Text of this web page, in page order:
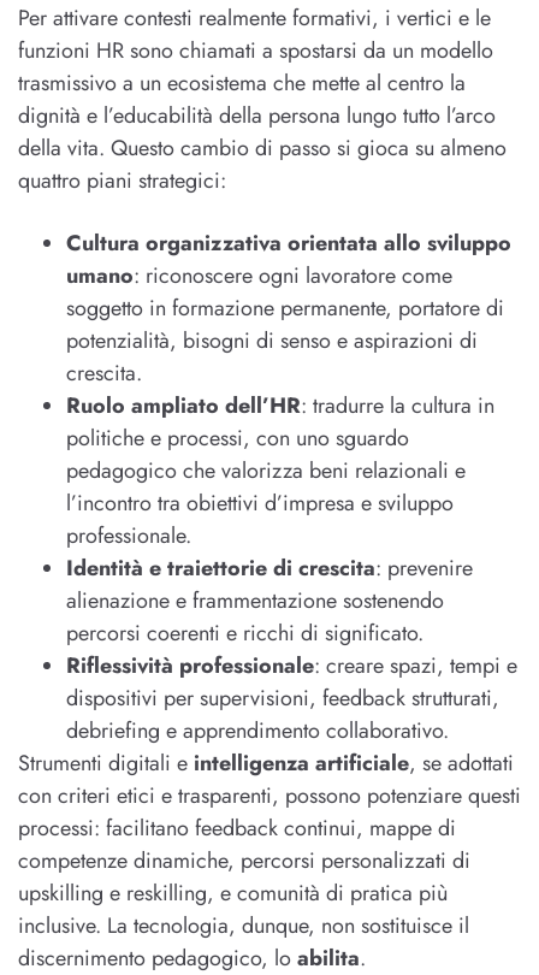
Per attivare contesti realmente formativi, i vertici e le
funzioni HR sono chiamati a spostarsi da un modello
trasmissivo a un ecosistema che mette al centro la
dignità e l’educabilità della persona lungo tutto l’arco
della vita. Questo cambio di passo si gioca su almeno
quattro piani strategici:
Cultura organizzativa orientata allo sviluppo
umano: riconoscere ogni lavoratore come
soggetto in formazione permanente, portatore di
potenzialità, bisogni di senso e aspirazioni di
crescita.
Ruolo ampliato dell’HR: tradurre la cultura in
politiche e processi, con uno sguardo
pedagogico che valorizza beni relazionali e
l’incontro tra obiettivi d’impresa e sviluppo
professionale.
Identità e traiettorie di crescita: prevenire
alienazione e frammentazione sostenendo
percorsi coerenti e ricchi di significato.
Riflessività professionale: creare spazi, tempi e
dispositivi per supervisioni, feedback strutturati,
debriefing e apprendimento collaborativo.
Strumenti digitali e intelligenza artificiale, se adottati
con criteri etici e trasparenti, possono potenziare questi
processi: facilitano feedback continui, mappe di
competenze dinamiche, percorsi personalizzati di
upskilling e reskilling, e comunità di pratica più
inclusive. La tecnologia, dunque, non sostituisce il
discernimento pedagogico, loabilita.